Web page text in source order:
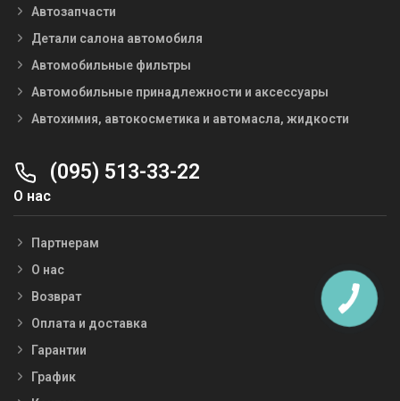
Автозапчасти
Детали салона автомобиля
Автомобильные фильтры
Автомобильные принадлежности и аксессуары
Автохимия, автокосметика и автомасла, жидкости
(095) 513-33-22
О нас
Партнерам
О нас
Возврат
Оплата и доставка
Гарантии
График